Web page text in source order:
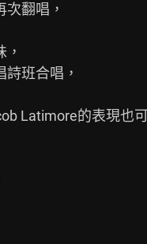
翻唱，
班合唱，
Latimore的表現也